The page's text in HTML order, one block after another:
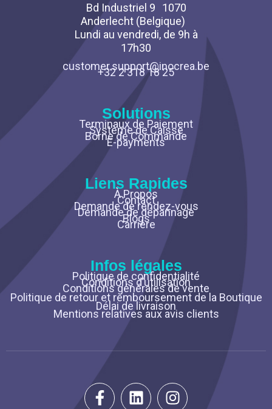
Bd Industriel 9 1070
Anderlecht (Belgique)
Lundi au vendredi, de 9h à
17h30
customer.support@inocrea.be
+32 2 318 18 25
Solutions
Terminaux de Paiement
Système de Caisse
Borne de Commande
E-payments
Liens Rapides
À Propos
Contact
Demande de rendez-vous
Demande de dépannage
Blogs
Carrière
Infos légales
Politique de confidentialité
Conditions d’utilisation
Conditions générales de vente
Politique de retour et remboursement de la Boutique
Délai de livraison
Mentions relatives aux avis clients